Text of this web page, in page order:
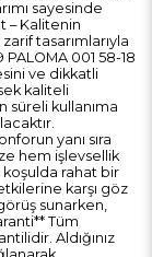
sayesinde
– Kalitenin
tasarımlarıyla
001 58-18
ve dikkatli
kaliteli
kullanıma
yanı sıra
hem işlevsellik
koşulda rahat bir
karşı göz
sunarken,
Tüm
Aldığınız